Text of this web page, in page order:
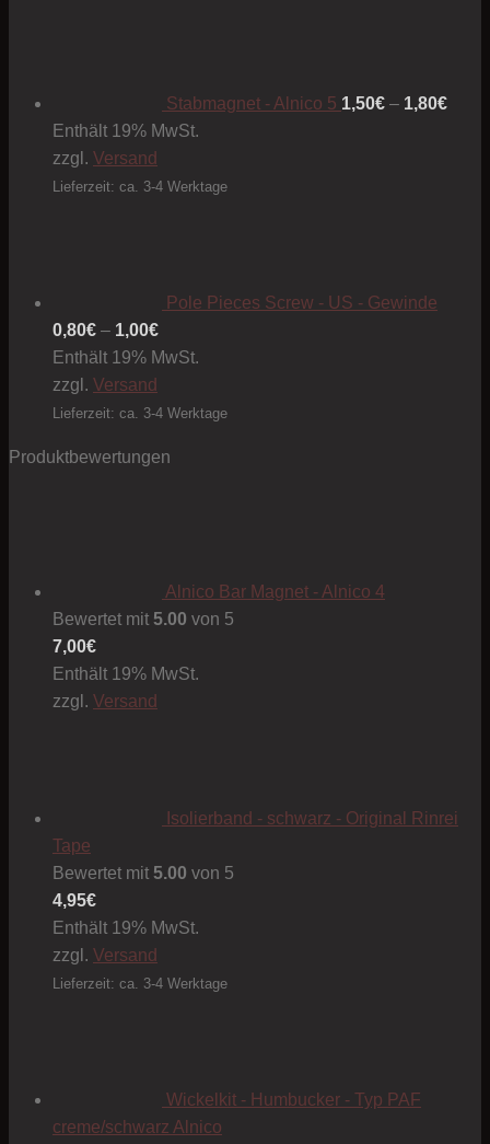
Stabmagnet - Alnico 5 1,50€ – 1,80€1,80€
Enthält 19% MwSt.
zzgl. Versand
Lieferzeit: ca. 3-4 Werktage
Pole Pieces Screw - US - Gewinde
0,80€ – 1,00€Preisspanne:
0,80€
1,00€
Enthält 19% MwSt.
zzgl. Versand
Lieferzeit: ca. 3-4 Werktage
Produktbewertungen
Alnico Bar Magnet - Alnico 4
Bewertet mit 5.00 von 5
7,00€
Enthält 19% MwSt.
zzgl. Versand
Isolierband - schwarz - Original Rinrei
Tape
Bewertet mit 5.00 von 5
4,95€
Enthält 19% MwSt.
zzgl. Versand
Lieferzeit: ca. 3-4 Werktage
Wickelkit - Humbucker - Typ PAF
creme/schwarz Alnico